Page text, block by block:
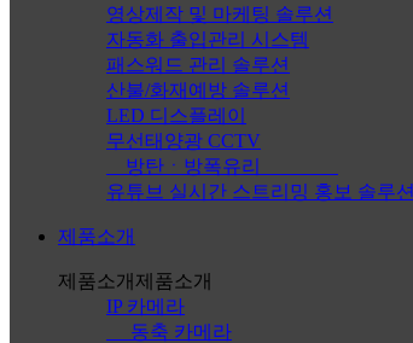
영상제작 및 마케팅 솔루션
자동화 출입관리 시스템
패스워드 관리 솔루션
산불/화재예방 솔루션
LED 디스플레이
무선태양광 CCTV
방탄ㆍ방폭유리
유튜브 실시간 스트리밍 홍보 솔루션
제품소개
제품소개제품소개
IP 카메라
동축 카메라